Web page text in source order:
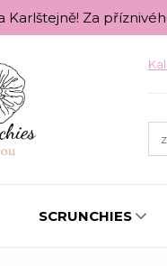
Karlštejně! Za
SCRUNCHIES